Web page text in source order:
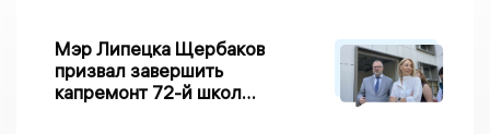
Мэр Липецка Щербаков
призвал завершить
капремонт 72-й школы